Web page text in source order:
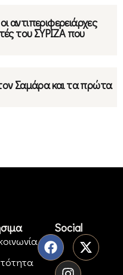
αντιπεριφερειάρχες
του ΣΥΡΙΖΑ που
Σαμάρα και τα πρώτα
Social